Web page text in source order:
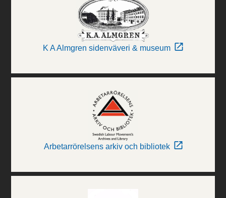
K A Almgren sidenväveri & museum
Arbetarrörelsens arkiv och bibliotek